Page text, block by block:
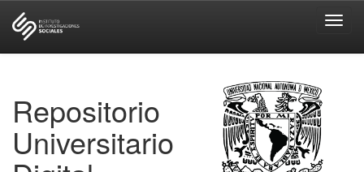
Repositorio
Universitario